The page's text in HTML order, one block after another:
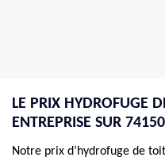
LE PRIX HYDROFUGE
ENTREPRISE SUR 74150
Notre prix d’hydrofuge de